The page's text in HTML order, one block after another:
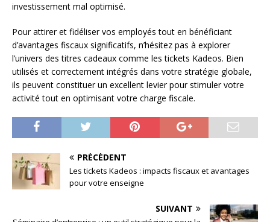
investissement mal optimisé.
Pour attirer et fidéliser vos employés tout en bénéficiant
d’avantages fiscaux significatifs, n’hésitez pas à explorer
l’univers des titres cadeaux comme les tickets Kadeos. Bien
utilisés et correctement intégrés dans votre stratégie globale,
ils peuvent constituer un excellent levier pour stimuler votre
activité tout en optimisant votre charge fiscale.
PRÉCÉDENT
Les tickets Kadeos : impacts fiscaux et avantages
pour votre enseigne
SUIVANT